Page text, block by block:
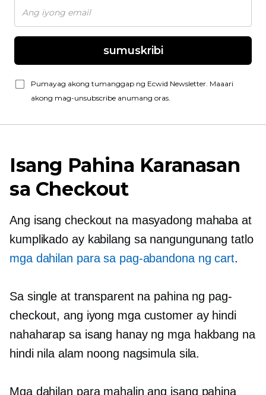
sumuskribi
Pumayag akong tumanggap ng Ecwid Newsletter. Maaari
akong mag-unsubscribe anumang oras.
Isang Pahina Karanasan
sa Checkout
Ang isang checkout na masyadong mahaba at
kumplikado ay kabilang sa nangungunang tatlo
mga dahilan para sa pag-abandona ng cart.
Sa single at transparent na pahina ng pag-
checkout, ang iyong mga customer ay hindi
nahaharap sa isang hanay ng mga hakbang na
hindi nila alam noong nagsimula sila.
Mga dahilan para mahalin ang isang pahina